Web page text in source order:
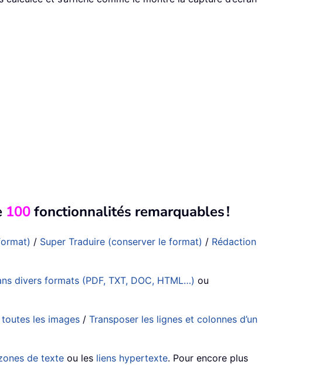
100fonctionnalités remarquables !
/ Super Traduire (conserver le format) / Rédaction
divers formats (PDF, TXT, DOC, HTML…) ou
les images / Transposer les lignes et colonnes d’un
de texte ou les liens hypertexte. Pour encore plus